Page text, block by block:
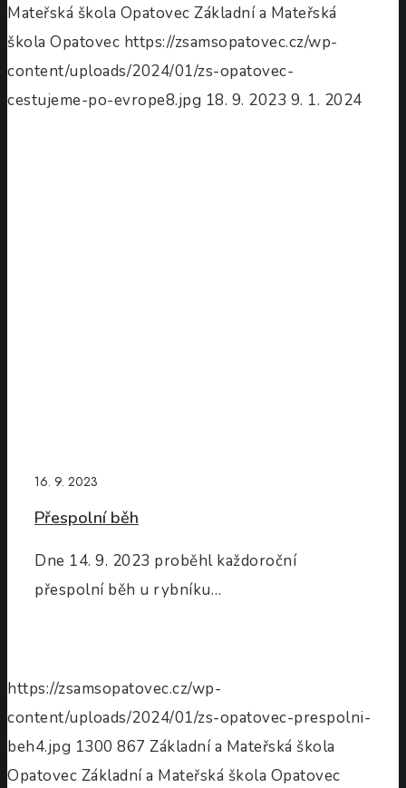
Mateřská škola Opatovec Základní a Mateřská
škola Opatovec https://zsamsopatovec.cz/wp-
content/uploads/2024/01/zs-opatovec-
cestujeme-po-evrope8.jpg 18. 9. 2023 9. 1. 2024
16. 9. 2023
Přespolní běh
Dne 14. 9. 2023 proběhl každoroční
přespolní běh u rybníku…
https://zsamsopatovec.cz/wp-
content/uploads/2024/01/zs-opatovec-prespolni-
beh4.jpg 1300 867 Základní a Mateřská škola
Opatovec Základní a Mateřská škola Opatovec